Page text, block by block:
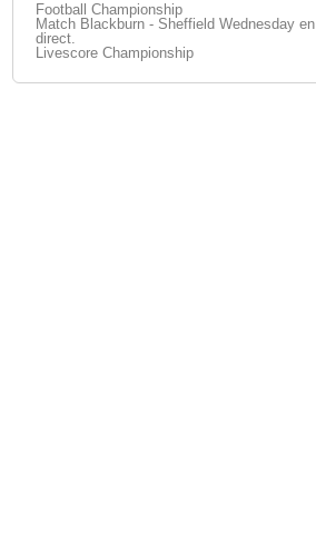
Football Championship
Match Blackburn - Sheffield Wednesday en
direct.
Livescore Championship